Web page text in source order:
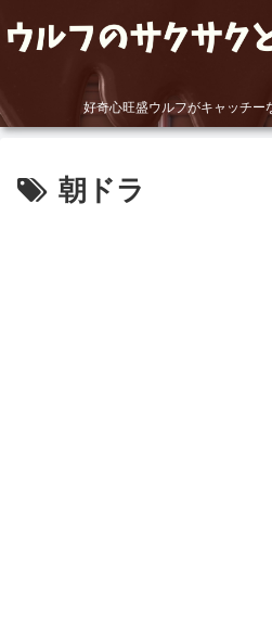
好奇心旺盛ウルフがキャッチー
朝ドラ